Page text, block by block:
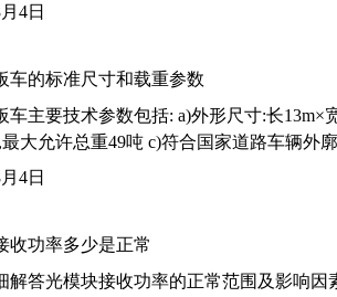
4日
车的标准尺寸和载重参数
车主要技术参数包括: a)外形尺寸:长13m×
最大允许总重49吨 c)符合国家道路车辆外
4日
收功率多少是正常
解答光模块接收功率的正常范围及影响